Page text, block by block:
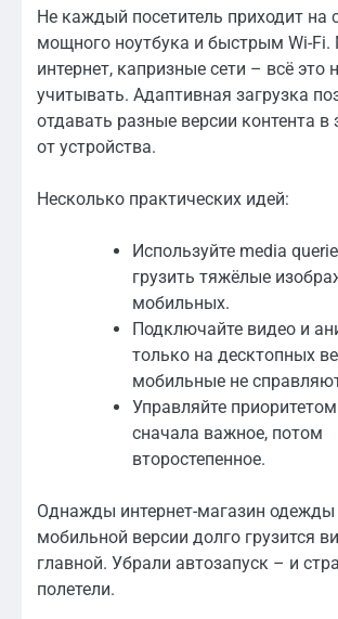
Не каждый посетитель приходит на
мощного ноутбука и быстрым Wi-
интернет, капризные сети – всё это
учитывать. Адаптивная загрузка
отдавать разные версии контента в
от устройства.
Несколько практических идей:
Используйте media
грузить тяжёлые
мобильных.
Подключайте видео и
только на десктопных
мобильные не
Управляйте
сначала важное, потом
второстепенное.
Однажды интернет-магазин одежды
мобильной версии долго грузится
главной. Убрали автозапуск – и
полетели.